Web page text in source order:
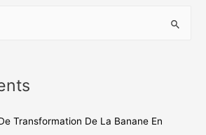
Transformation De La Banane En